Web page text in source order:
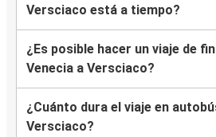
Versciaco está a tiempo?
¿Es posible hacer un viaje de
Venecia a Versciaco?
¿Cuánto dura el viaje en
Versciaco?